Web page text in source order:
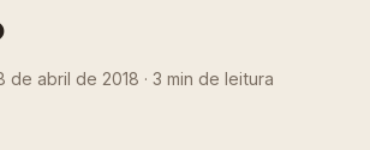
de abril de 2018 · 3 min de leitura